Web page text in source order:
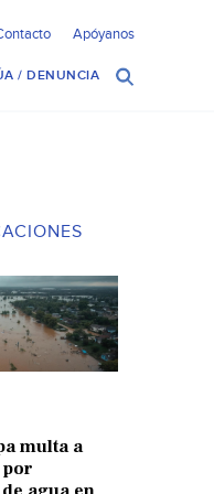
Apóyanos
/ DENUNCIA
multa a
por